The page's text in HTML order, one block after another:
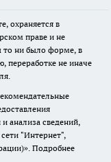
охраняется в
праве и не
то ни было форме, в
переработке не иначе
анализа сведений,
"Интернет",
Подробнее